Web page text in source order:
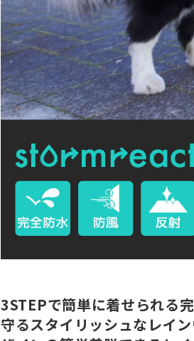
3STEPで簡単に着せられる
守るスタイリッシュなレイ